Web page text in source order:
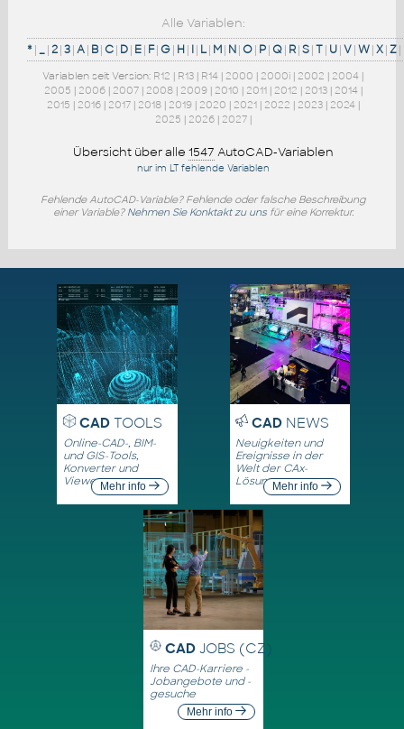
Alle Variablen:
*|_|2|3|A| B|C| D| E| F|G| H| I| L| M| N|O| P|Q| R|S|T| U|V|W|X|Z|
Variablen seit Version: R12 | R13 | R14 | 2000 | 2000i | 2002 | 2004 |
2005 | 2006| 2007| 2008| 2009| 2010 | 2011| 2012 | 2013| 2014|
2015 | 2016| 2017| 2018| 2019| 2020 | 2021| 2022 | 2023| 2024|
2025 | 2026| 2027|
Übersicht über alle 1547 AutoCAD-Variablen
nur im LT fehlende Variablen
Fehlende AutoCAD-Variable? Fehlende oder falsche Beschreibung
einer Variable? Nehmen Sie Konktakt zu unsfür eine Korrektur.
CADTOOLS
Online-CAD-, BIM-
und GIS-Tools,
Konverter und
ViewerMehr info
CADNEWS
Neuigkeiten und
Ereignisse in der
Welt der CAx-
LösungenMehr info
CAD JOBS (CZ)
Ihre CAD-Karriere -
Jobangebote und -
gesuche
Mehr info